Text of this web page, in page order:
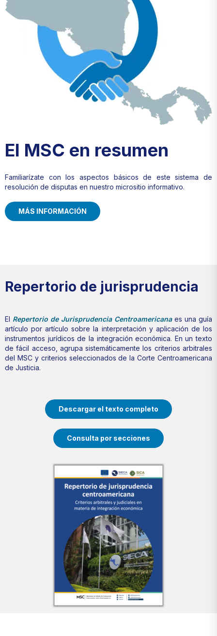
El MSC en resumen
Familiarízate con los aspectos básicos de este sistema de
resolución de disputas en nuestro micrositio informativo.
MÁS INFORMACIÓN
Repertorio de jurisprudencia
El Repertorio de Jurisprudencia Centroamericanaes una guía
artículo por artículo sobre la interpretación y aplicación de los
instrumentos jurídicos de la integración económica. En un texto
de fácil acceso, agrupa sistemáticamente los criterios arbitrales
del MSC y criterios seleccionados de la Corte Centroamericana
de Justicia.
Descargar el texto completo
Consulta por secciones